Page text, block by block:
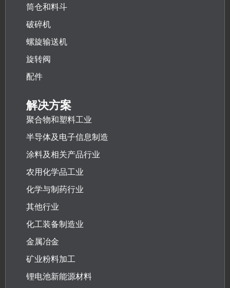
筒仓和料斗
破碎机
螺旋输送机
旋转阀
配件
解决方案
聚合物和塑料工业
半导体及电子信息制造
涂料及相关产品行业
农用化学品工业
化学与制药行业
其他行业
化工装备制造业
金属冶金
矿业粉料加工
锂电池新能源材料